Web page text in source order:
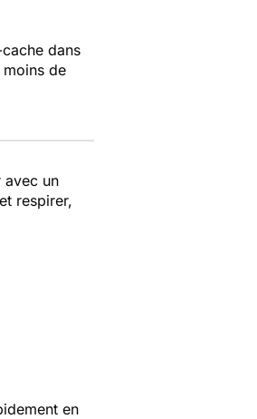
dans
de
avec un
respirer,
en